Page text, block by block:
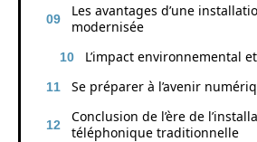
Les avantages d’une
modernisée
L’impact environnemental
Se préparer à l’avenir
Conclusion de l’ère de
téléphonique traditionnelle